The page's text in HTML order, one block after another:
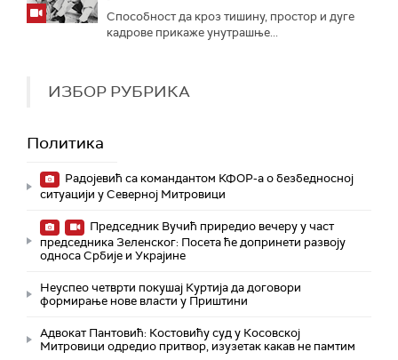
Способност да кроз тишину, простор и дуге
кадрове прикаже унутрашње...
ИЗБОР РУБРИКА
Политика
Радојевић са командантом КФОР-а о безбедносној
ситуацији у Северној Митровици
Председник Вучић приредио вечеру у част
председника Зеленског: Посета ће допринети развоју
односа Србије и Украјине
Неуспео четврти покушај Куртија да договори
формирање нове власти у Приштини
Адвокат Пантовић: Костовићу суд у Косовској
Митровици одредио притвор, изузетак какав не памтим